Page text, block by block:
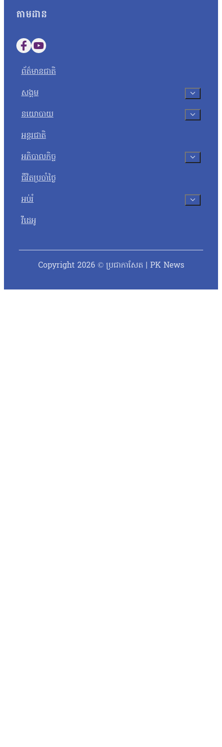
តាមដាន
Follow us on Facebook
Follow us on YouTube
ព័ត៌មានជាតិ
សង្គម
នយោបាយ
អន្តរជាតិ
អភិបាលកិច្ច
ជីវិតប្រចាំថ្ងៃ
អប់រំ
វីដេអូ
Copyright 2026 © ប្រជាកាសែត | PK News